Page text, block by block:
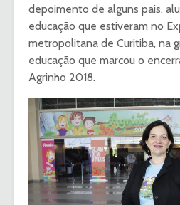
depoimento de alguns pais,
educação que estiveram no
metropolitana de Curitiba, na
educação que marcou o
Agrinho 2018.